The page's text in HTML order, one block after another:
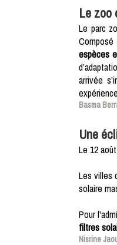
Le zoo
Le parc
espèces
arrivée
Basma
Une
Le 12
Les villes
solaire
Pour
filtres
Nisrine